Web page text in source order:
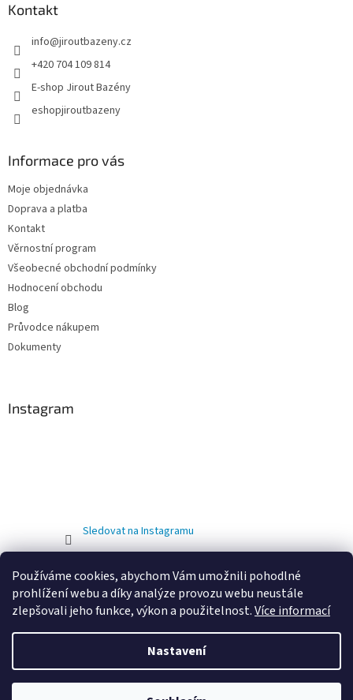
Používáme cookies, abychom Vám umožnili pohodlné
prohlížení webu a díky analýze provozu webu neustále
zlepšovali jeho funkce, výkon a použitelnost.Více informací
Nastavení
Kontakt
info@jiroutbazeny.cz
+420 704 109 814
E-shop Jirout Bazény
eshopjiroutbazeny
Informace pro vás
Moje objednávka
Doprava a platba
Kontakt
Věrnostní program
Všeobecné obchodní podmínky
Hodnocení obchodu
Blog
Průvodce nákupem
Dokumenty
Instagram
Sledovat na Instagramu
Vytvořil Shoptet